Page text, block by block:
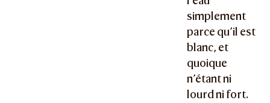
simplement
parce qu’il est
blanc, et
quoique
n’étant ni
lourd ni fort.